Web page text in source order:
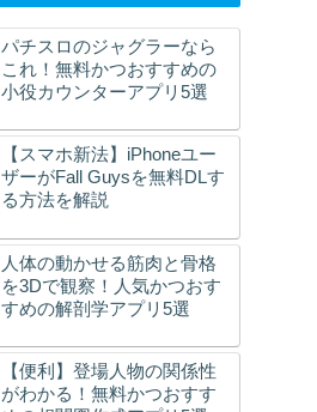
パチスロのジャグラーなら
これ！無料かつおすすめの
小役カウンターアプリ5選
【スマホ新法】iPhoneユー
ザーがFall Guysを無料DLす
る方法を解説
人体の動かせる筋肉と骨格
を3Dで観察！人気かつおす
すめの解剖学アプリ5選
【便利】登場人物の関係性
がわかる！無料かつおすす